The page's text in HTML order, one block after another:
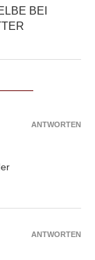
BEI
ANTWORTEN
ANTWORTEN